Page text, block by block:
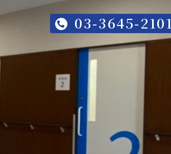
03-3645-2101